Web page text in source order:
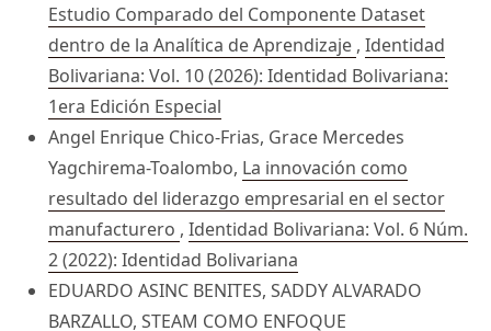
Estudio Comparado del Componente Dataset
dentro de la Analítica de Aprendizaje , Identidad
Bolivariana: Vol. 10 (2026): Identidad Bolivariana:
1era Edición Especial
Angel Enrique Chico-Frias, Grace Mercedes
Yagchirema-Toalombo, La innovación como
resultado del liderazgo empresarial en el sector
manufacturero , Identidad Bolivariana: Vol. 6 Núm.
2 (2022): Identidad Bolivariana
EDUARDO ASINC BENITES, SADDY ALVARADO
BARZALLO, STEAM COMO ENFOQUE